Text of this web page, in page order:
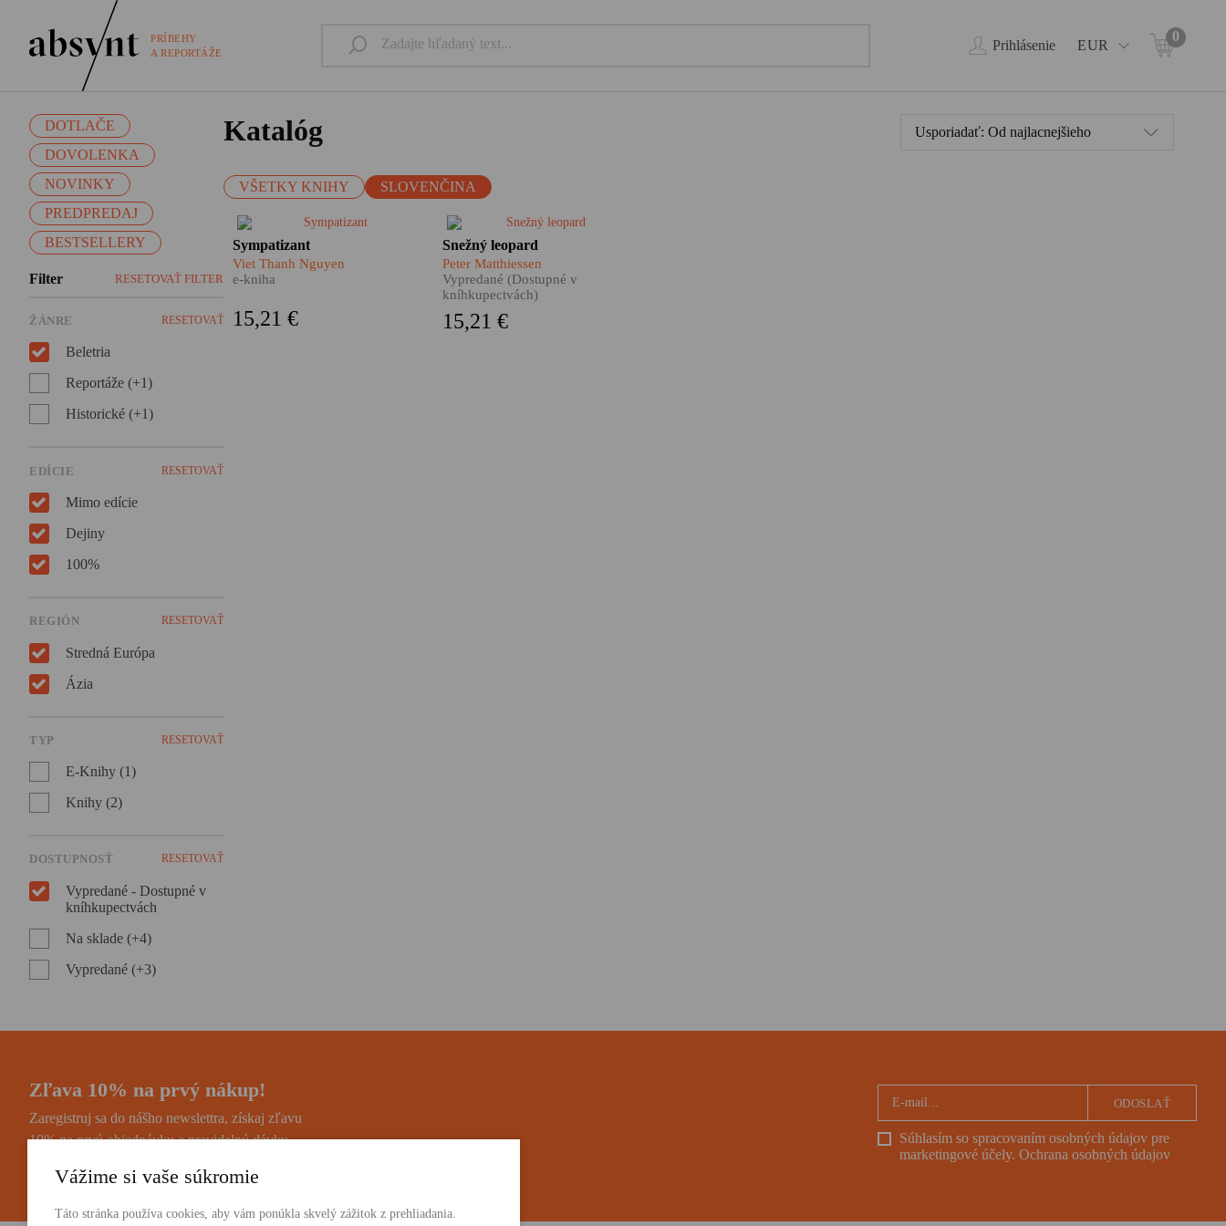
PRÍBEHY
A REPORTÁŽE
Prihlásenie EUR
0
DOTLAČE
DOVOLENKA
NOVINKY
PREDPREDAJ
BESTSELLERY
Filter RESETOVAŤ FILTER
ŽÁNRE RESETOVAŤ
Beletria
Reportáže (+1)
Historické (+1)
EDÍCIE RESETOVAŤ
Mimo edície
Dejiny
100%
REGIÓN RESETOVAŤ
Stredná Európa
Ázia
TYP RESETOVAŤ
E-Knihy (1)
Knihy (2)
DOSTUPNOSŤ RESETOVAŤ
Vypredané - Dostupné v
kníhkupectvách
Na sklade (+4)
Vypredané (+3)
Katalóg
VŠETKY KNIHY SLOVENČINA
Usporiadať: Od najlacnejšieho
Jeden je agent vietnamských
komunistov, druhý slúži
juhovietnamskému
Rozštiepená osobnosť i
Sympatizant
Viet Thanh Nguyen
e-kniha
15,21 €
Himalájske dobrodružstvo,
nezvyčajný cestopis, hlboká
meditácia i silný
autobiografický román. Taký je
Snežný leopard Petra
Matthiessena, pútnika po
Snežný leopard
Peter Matthiessen
Vypredané (Dostupné v
kníhkupectvách)
15,21 €
Zľava 10% na prvý nákup!
Zaregistruj sa do nášho newslettra, získaj zľavu
10% na prvú objednávku a pravidelnú dávku
Súhlasím so spracovaním osobných údajov pre
marketingové účely. Ochrana osobných údajov
ODOSLAŤ
Vážime si vaše súkromie
Táto stránka používa cookies, aby vám ponúkla skvelý zážitok z prehliadania.